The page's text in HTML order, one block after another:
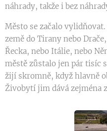
náhrady, takže i bez
Město se začalo
země do Tirany nebo
Řecka, nebo Itálie, nebo
městě zůstalo jen pár tisíc
žijí skromně, když hlavně
Živobytí jim dává zejména